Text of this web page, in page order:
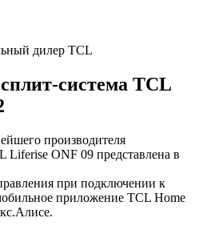
дилер TCL
система TCL
производителя
Liferise ONF 09 представлена в
при подключении к
приложение TCL Home